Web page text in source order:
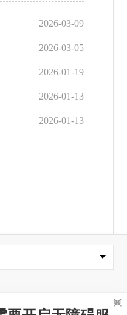
2026-03-09
2026-03-05
2026-01-19
2026-01-13
2026-01-13
